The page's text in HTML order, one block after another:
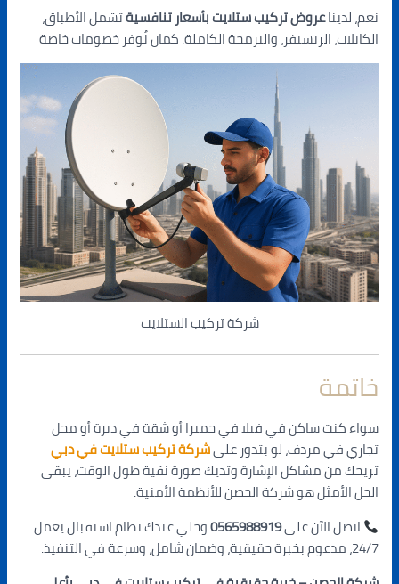
نعم،لديناعروضتركيبستلايتبأسعارتنافسيةتشملالأطباق،
الكابلات،الريسيفر،والبرمجةالكاملة.كماننُوفرخصوماتخاصة
شركة تركيب الستلايت
خاتمة
سواء كنت ساكن في فيلا في جميرا أو شقة في ديرة أو محل
تجاري في مردف، لو بتدور علىشركة تركيب ستلايت في دبي
تريحك من مشاكل الإشارة وتديك صورة نقية طول الوقت، يبقى
الحل الأمثل هو شركة الحصن للأنظمة الأمنية.
اتصل الآن على0565988919وخلي عندك نظام استقبال يعمل
24/7، مدعوم بخبرة حقيقية، وضمان شامل، وسرعة في التنفيذ.